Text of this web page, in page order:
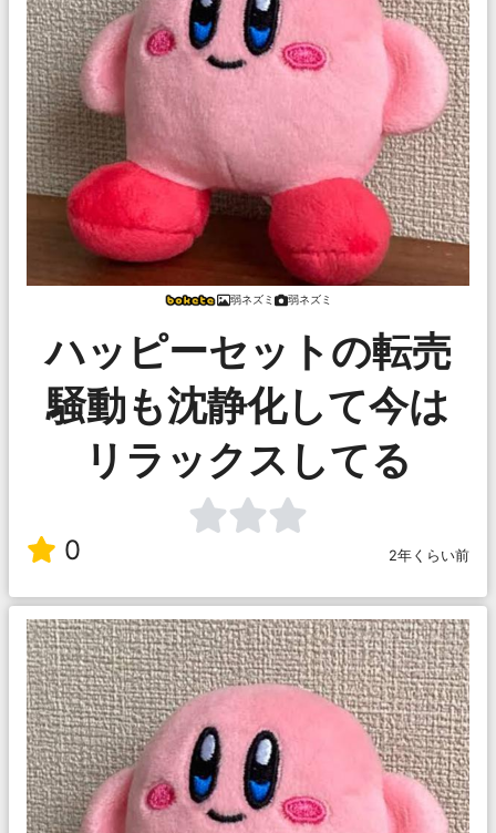
弱ネズミ 弱ネズミ
ハッピーセットの転売
騒動も沈静化して今は
リラックスしてる
0 2年くらい前